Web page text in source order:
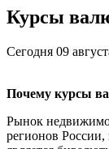
Курсы
Сегодня 09
Почему курсы
Рынок
регионов